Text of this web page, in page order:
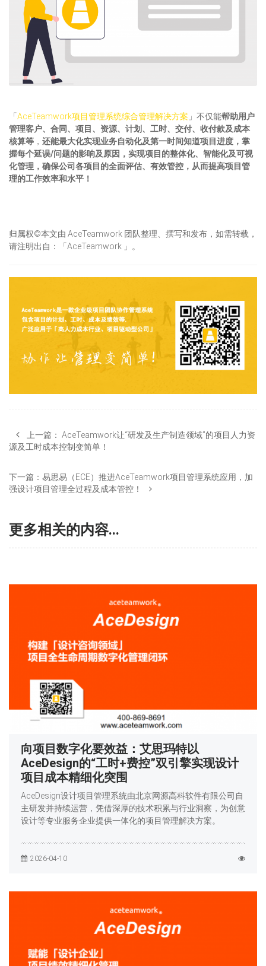
「 AceTeamwork项目管理系统综合管理解决方案 」不仅能帮助用户
管理客户、合同、项目、资源、计划、工时、交付、收付款及成本
核算等 ， 还能最大化实现业务自动化及第一时间知道项目进度，掌
握每个延误/问题的影响及原因，实现项目的整体化、智能化及可视
化管理，确保公司各项目的全面评估、有效管控，从而提高项目管
理的工作效率和水平！
归属权©本文由 AceTeamwork 团队整理、撰写和发布，如需转载，
请注明出自：「AceTeamwork 」。
上一篇： AceTeamwork让“研发及生产制造领域”的项目人力资
源及工时成本控制变简单！
下一篇： 易思易（ECE）推进AceTeamwork项目管理系统应用，加
强设计项目管理全过程及成本管控！
更多相关的内容...
向项目数字化要效益：艾思玛特以
AceDesign的“工时+费控”双引擎实现设计
项目成本精细化突围
AceDesign设计项目管理系统由北京网源高科软件有限公司自
主研发并持续运营，凭借深厚的技术积累与行业洞察，为创意
设计等专业服务企业提供一体化的项目管理解决方案。
2026-04-10